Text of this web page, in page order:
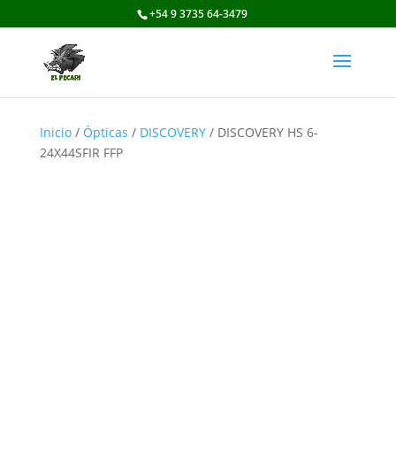
+54 9 3735 64-3479
Inicio/ Ópticas / DISCOVERY/ DISCOVERY HS 6-
24X44SFIR FFP